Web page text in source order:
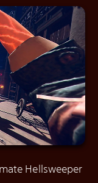
Hellsweeper